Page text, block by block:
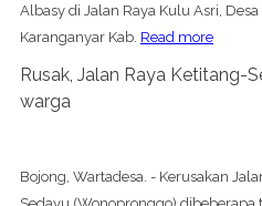
Albasy di Jalan Raya Kulu Asri,
Karanganyar Kab. Read more
Rusak, Jalan Raya Ketitang-
warga
Bojong, Wartadesa. - Kerusakan